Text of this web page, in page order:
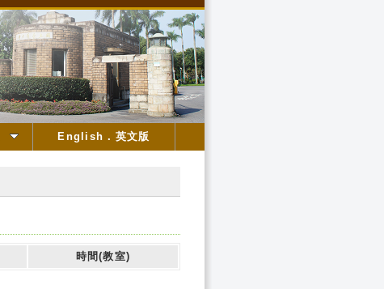
English．英文版
時間(教室)